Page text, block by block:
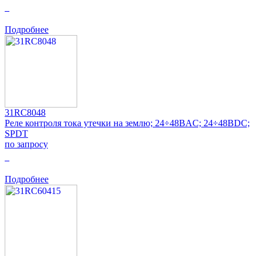
Подробнее
31RC8048
Реле контроля тока утечки на землю; 24÷48ВAC; 24÷48ВDC;
SPDT
по запросу
Подробнее